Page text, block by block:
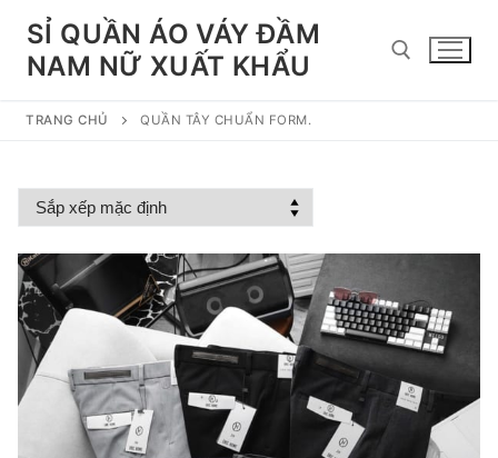
Chuyển
đếnSỈ QUẦN ÁO VÁY ĐẦM
NAM NỮ XUẤT KHẨU
TRANG CHỦ QUẦN TÂY CHUẨN FORM.